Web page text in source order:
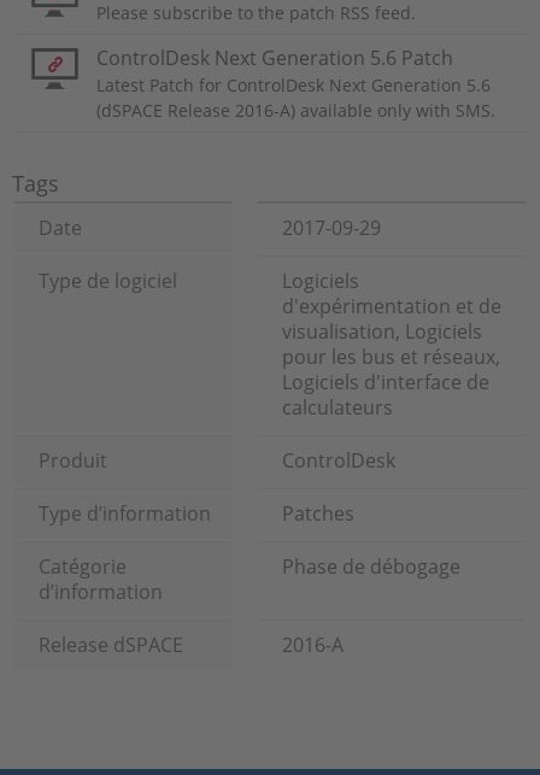
Please subscribe to the patch RSS feed.
ControlDesk Next Generation 5.6 Patch
Latest Patch for ControlDesk Next Generation 5.6
(dSPACE Release 2016-A) available only with SMS.
Tags
Date
2017-09-29
Type de logiciel
Logiciels
d'expérimentation et de
visualisation, Logiciels
pour les bus et réseaux,
Logiciels d'interface de
calculateurs
Produit
ControlDesk
Type d’information
Patches
Catégorie
d’information
Phase de débogage
Release dSPACE 2016-A